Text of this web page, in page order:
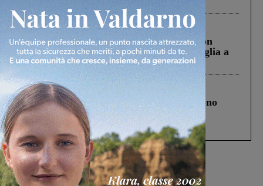
Cronaca 3 Agosto 2026
Scomparso da una struttura di Castiglion
Fiorentino l’uomo che aveva ucciso la figlia a
Levane nel 2020
Cronaca 4 Agosto 2026
Un anno fa la strage in A1 in cui morirono
Gianni, Giulia e Franco. Lo schianto, il
processo, lo stop ai sorpassi fra tir....